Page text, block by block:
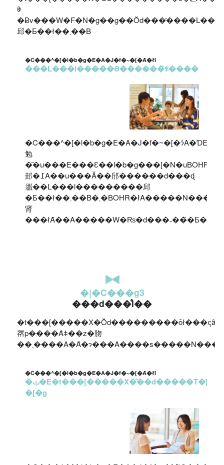
ꏏ
�Ƀv���W�F�N�g��g��Ŏd���̕����L���
邱�Ƃ��ł��܂��B
�C���^�[�l�b�g�E�A�J�f�~�[�Ȃ�ł́I
���L���l�����Ə������̏ꂪ����
�C���^�[�l�b�g�E�A�J�f�~�[�ɂ́A�ƊE�ő
勉
邽�߁A��u���Ă��邤������d���ɖ
𗧂��L���l���������邱
�Ƃ��ł��܂��B�܂�BOHR�ł́A�����N���G�C�^�[��Web�EIT�r�W�l�X���s������Ƃ̂��S���҂̕��X���������C�x���g������I�ɊJ�Â��Ă���̂ŁA�l���Â��
肾
�|�C���g3
���d���̊l��
𗘗p����Ȃǂ��z�肳
�C���^�[�l�b�g�E�A�J�f�~�[�Ȃ�ł́I
�ݑ�E�t���[�����X�̂��d�����T�|
�[�g